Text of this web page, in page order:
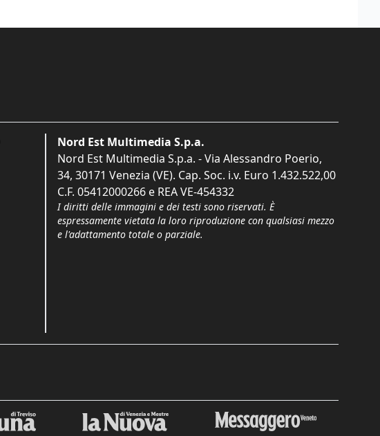
Nord Est Multimedia S.p.a.
Nord Est Multimedia S.p.a. - Via Alessandro Poerio,
34, 30171 Venezia (VE). Cap. Soc. i.v. Euro 1.432.522,00
C.F. 05412000266 e REA VE-454332
I diritti delle immagini e dei testi sono riservati. È
espressamente vietata la loro riproduzione con qualsiasi mezzo
e l'adattamento totale o parziale.